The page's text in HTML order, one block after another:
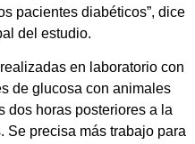
pacientes diabéticos”, dice
del estudio.
en laboratorio con
de glucosa con animales
dos horas posteriores a la
Se precisa más trabajo para